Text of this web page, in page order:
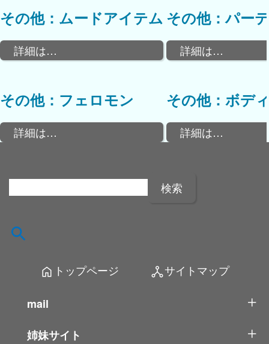
その他：ムードアイテム
詳細は…
その他：フェロモン
詳細は…
その他：パー
詳細は…
その他：ボデ
詳細は…
home トップページ network_nodeサイトマップ
mail
姉妹サイト